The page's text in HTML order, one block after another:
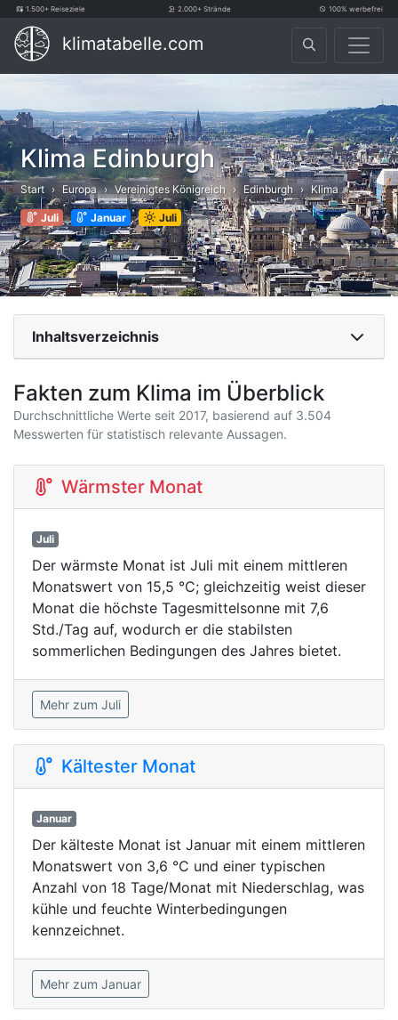
1.500+ Reiseziele 2.000+ Strände 100% werbefrei
klimatabelle.com
Klima Edinburgh
Start Europa Vereinigtes Königreich Edinburgh Klima
Juli Januar Juli
Inhaltsverzeichnis
Fakten zum Klima im Überblick
Durchschnittliche Werte seit 2017, basierend auf 3.504
Messwerten für statistisch relevante Aussagen.
Wärmster Monat
Juli
Der wärmste Monat ist Juli mit einem mittleren
Monatswert von 15,5 °C; gleichzeitig weist dieser
Monat die höchste Tagesmittelsonne mit 7,6
Std./Tag auf, wodurch er die stabilsten
sommerlichen Bedingungen des Jahres bietet.
Mehr zum Juli
Kältester Monat
Januar
Der kälteste Monat ist Januar mit einem mittleren
Monatswert von 3,6 °C und einer typischen
Anzahl von 18 Tage/Monat mit Niederschlag, was
kühle und feuchte Winterbedingungen
kennzeichnet.
Mehr zum Januar